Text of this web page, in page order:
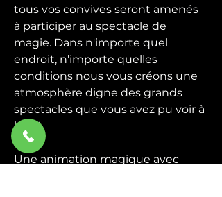
tous vos convives seront amenés
à participer au spectacle de
magie. Dans n'importe quel
endroit, n'importe quelles
conditions nous vous créons une
atmosphère digne des grands
spectacles que vous avez pu voir à
la TV.
Une animation magique avec